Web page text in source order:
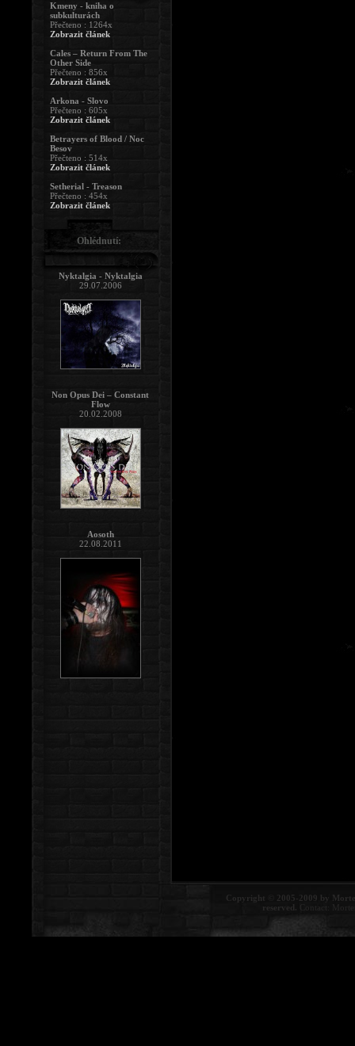
Copyright © 2005-2009 by
reserved. Contact:
Kmeny - kniha o
subkulturách
Přečteno : 1264x
Zobrazit článek
Cales – Return From The
Other Side
Přečteno : 856x
Zobrazit článek
Arkona - Slovo
Přečteno : 605x
Zobrazit článek
Betrayers of Blood / Noc
Besov
Přečteno : 514x
Zobrazit článek
Setherial - Treason
Přečteno : 454x
Zobrazit článek
Ohlédnutí:
Nyktalgia - Nyktalgia
29.07.2006
Non Opus Dei – Constant
Flow
20.02.2008
Aosoth
22.08.2011